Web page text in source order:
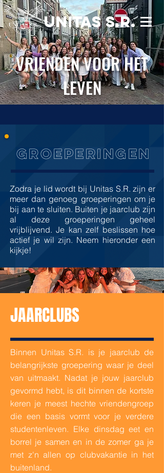
UNITAS S.R.
VRIENDEN VOOR HET
LEVEN
groeperingen
Zodra je lid wordt bij Unitas S.R. zijn er
meer dan genoeg groeperingen om je
bij aan te sluiten. Buiten je jaarclub zijn
al deze groeperingen geheel
vrijblijvend. Je kan zelf beslissen hoe
actief je wil zijn. Neem hieronder een
kijkje!
JAARCLUBS
Binnen Unitas S.R. is je jaarclub de
belangrijkste groepering waar je deel
van uitmaakt. Nadat je jouw jaarclub
gevormd hebt, is dit binnen de kortste
keren je meest hechte vriendengroep
die een basis vormt voor je verdere
studentenleven. Elke dinsdag eet en
borrel je samen en in de zomer ga je
met z'n allen op clubvakantie in het
buitenland.